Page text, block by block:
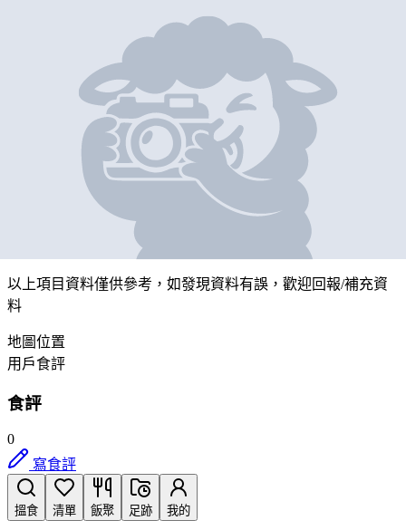
網魚電競(灣仔)
香港灣仔太原街8號海源中心2樓(部份)
帶我去
以上項目資料僅供參考，如發現資料有誤，歡迎回報/補充資
料
地圖位置
用戶食評
食評
0
寫食評
搵食 清單 飯聚 足跡 我的